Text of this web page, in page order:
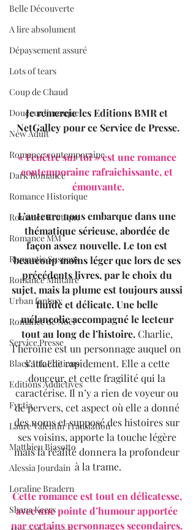
Belle Découverte
A lire absolument
Dépaysement assuré
Lots of tears
Coup de Chaud
Douceur livresque
New Adult
Romance contemporaine
Dark Romance
Romance Historique
Romance Erotique
Romance MM
Romantic Suspens
Romance Militaire
Urban fantasy
Romance de Noël
Service Presse
Black Ink Editions
Editions Addictives
Fyctia
Laure Valentin Translation
Matthieu Biasotto
Alessia Jourdain
Loraline Bradern
Shana Keers
Je remercie les Editions BMR et
NetGalley pour ce Service de Presse.
« Fenêtre sur toi » est une romance
contemporaine rafraîchissante, et
émouvante.
L’auteure nous embarque dans une
thématique sérieuse, abordée de
façon assez nouvelle. Le ton est
beaucoup moins léger que lors de ses
précédents livres, par le choix du
sujet, mais la plume est toujours aussi
fluide et délicate. Une belle
mélancolie accompagné le lecteur
tout au long de l’histoire. Charlie,
l’héroïne est un personnage auquel on
s’attache rapidement. Elle a cette
douceur, et cette fragilité qui la
caractérise. Il n’y a rien de voyeur ou
de pervers, cet aspect où elle a donné
des noms et supposé des histoires sur
ses voisins, apporte la touche légère
mais la réalité donnera la profondeur
à la trame.
Cette romance est tout en délicatesse,
avec une pointe d’humour apportée
par certains personnages secondaires.